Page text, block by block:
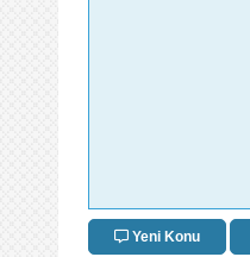
Yeni Konu